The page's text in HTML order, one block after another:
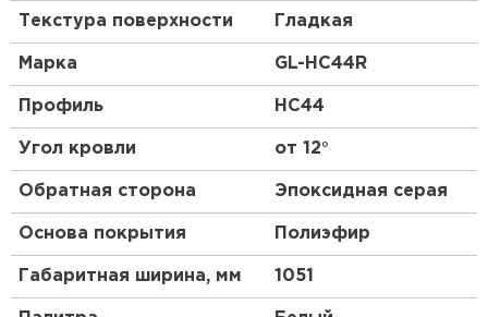
(многослойный) материал. У разных марок
число слоев меняется от 3 до 10; толщина
Текстура поверхности Гладкая
Марка GL-HC44R
Профиль HC44
Угол кровли от 12°
Обратная сторона Эпоксидная серая
Основа покрытия Полиэфир
Габаритная ширина, мм 1051